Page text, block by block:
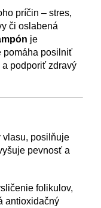
príčin – stres,
či oslabená
je
pomáha posilniť
podporiť zdravý
vlasu, posilňuje
pevnosť a
folikulov,
antioxidačný